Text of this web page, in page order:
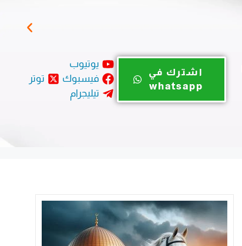
يوتيوب
فيسبوك
توتر
تيليجرام
اشترك في
whatsapp